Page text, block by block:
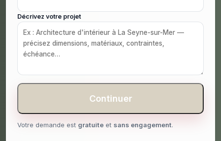
Décrivez votre projet
Continuer
Votre demande est gratuite et sans engagement.